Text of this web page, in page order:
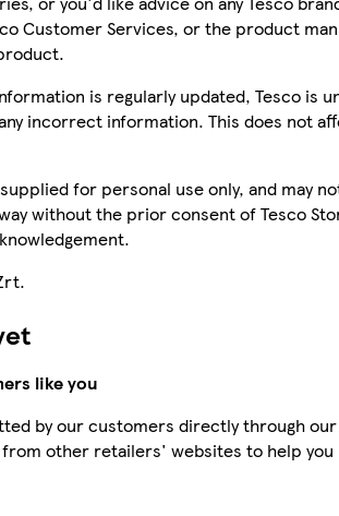
Customer Services, or the product
is regularly updated, Tesco is
incorrect information. This does not
for personal use only, and may
without the prior consent of Tesco
like you
by our customers directly through
other retailers' websites to help you